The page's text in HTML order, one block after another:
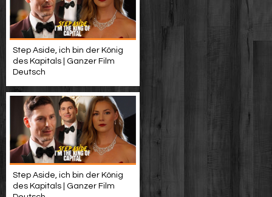
Step Aside, ich bin der König
des Kapitals | Ganzer Film
Deutsch
Step Aside, ich bin der König
des Kapitals | Ganzer Film